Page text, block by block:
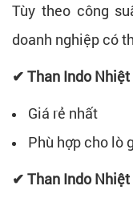
Tùy theo công
doanh nghiệp có
✔ Than Indo
Giá rẻ nhất
Phù hợp cho lò
✔ Than Indo